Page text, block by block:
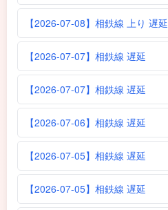
【2026-07-08】相鉄線 上り 遅延
【2026-07-07】相鉄線 遅延
【2026-07-07】相鉄線 遅延
【2026-07-06】相鉄線 遅延
【2026-07-05】相鉄線 遅延
【2026-07-05】相鉄線 遅延